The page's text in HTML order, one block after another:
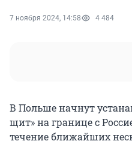
7 ноября 2024, 14:58 4 484
В Польше начнут
щит» на границе с
течение ближайших